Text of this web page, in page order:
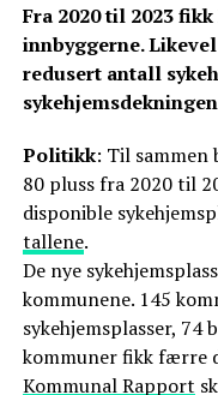
Fra 2020 til 2023
innbyggerne.
redusert antall
Politikk: Til sammen
80 pluss fra 2020 til
disponible
tallene.
De nye
kommunene. 145
sykehjemsplasser, 74
kommuner fikk færre
Kommunal Rapport